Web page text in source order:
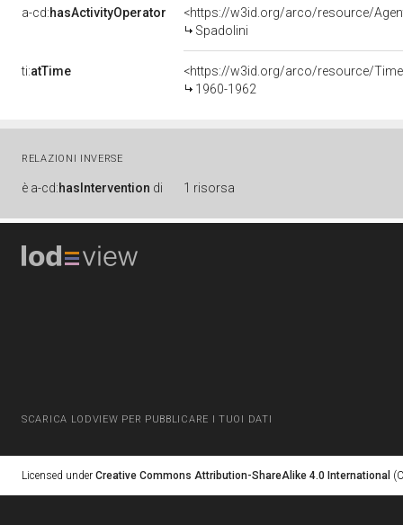
a-cd:hasActivityOperator
<https://w3id.org/arco/resource/
Spadolini
ti:atTime
<https://w3id.org/arco/resource/
1960-1962
RELAZIONI INVERSE
è a-cd:hasIntervention di 1 risorsa
SCARICA LODVIEW PER PUBBLICARE I TUOI DATI
Licensed under Creative Commons Attribution-ShareAlike 4.0 International